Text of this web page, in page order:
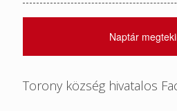
Naptár
Torony község hivatalos